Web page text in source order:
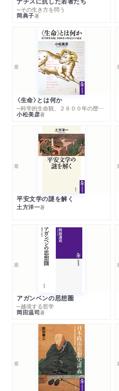
─その生き方を問う
岡典子著
〈生命〉とは何か
─科学的生命観、２６００年の歴史とその超克
小松美彦著
平安文学の謎を解く
土方洋一著
アガンベンの思想圏
─越境する哲学
岡田温司著